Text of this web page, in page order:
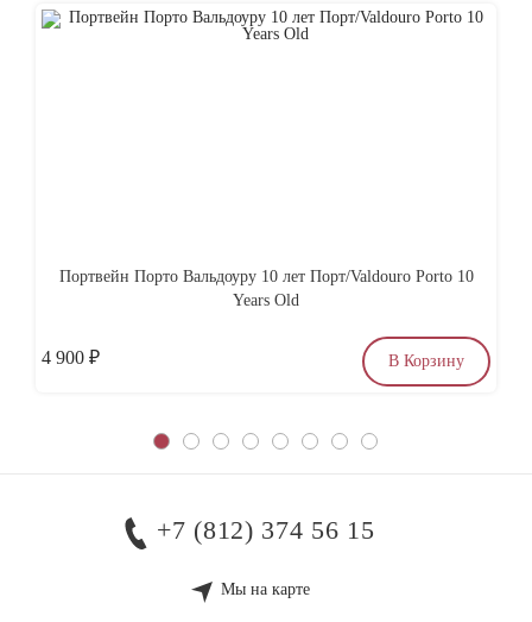
Портвейн Порто Вальдоуру 10 лет Порт/Valdouro Porto 10
Years Old
4 900 ₽ В Корзину
+7 (812) 374 56 15
Мы на карте